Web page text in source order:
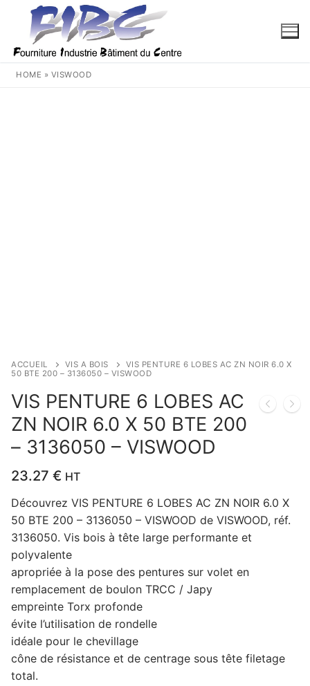
contenu
HOME » VISWOOD
ACCUEIL VIS A BOIS
VIS PENTURE 6 LOBES AC ZN NOIR 6.0 X
50 BTE 200 – 3136050 – VISWOOD
VIS PENTURE 6 LOBES AC
ZN NOIR 6.0 X 50 BTE 200
– 3136050 – VISWOOD
23.27 € HT
Découvrez VIS PENTURE 6 LOBES AC ZN NOIR 6.0 X
50 BTE 200 – 3136050 – VISWOOD de VISWOOD, réf.
3136050. Vis bois à tête large performante et
polyvalente
apropriée à la pose des pentures sur volet en
remplacement de boulon TRCC / Japy
empreinte Torx profonde
évite l’utilisation de rondelle
idéale pour le chevillage
cône de résistance et de centrage sous tête filetage
total.